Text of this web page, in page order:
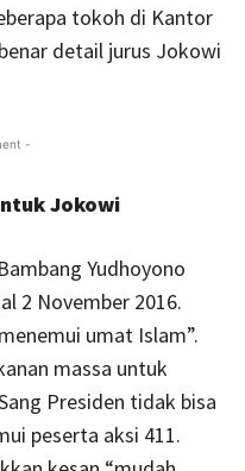
tokoh di Kantor
detail jurus Jokowi
-
Jokowi
Yudhoyono
2 November 2016.
umat Islam”.
massa untuk
Presiden tidak bisa
peserta aksi 411.